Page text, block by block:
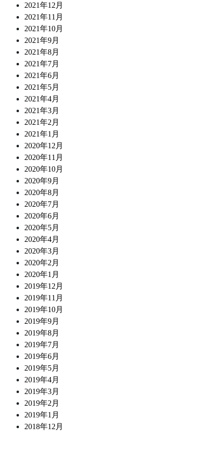
2021年12月
2021年11月
2021年10月
2021年9月
2021年8月
2021年7月
2021年6月
2021年5月
2021年4月
2021年3月
2021年2月
2021年1月
2020年12月
2020年11月
2020年10月
2020年9月
2020年8月
2020年7月
2020年6月
2020年5月
2020年4月
2020年3月
2020年2月
2020年1月
2019年12月
2019年11月
2019年10月
2019年9月
2019年8月
2019年7月
2019年6月
2019年5月
2019年4月
2019年3月
2019年2月
2019年1月
2018年12月